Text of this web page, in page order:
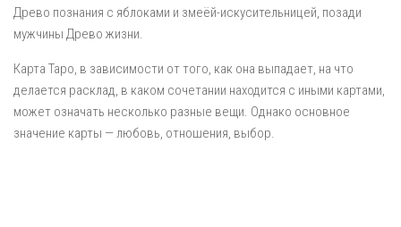
Древо познания с яблоками и змеёй-искусительницей, позади
мужчины Древо жизни.
Карта Таро, в зависимости от того, как она выпадает, на что
делается расклад, в каком сочетании находится с иными картами,
может означать несколько разные вещи. Однако основное
значение карты — любовь, отношения, выбор.